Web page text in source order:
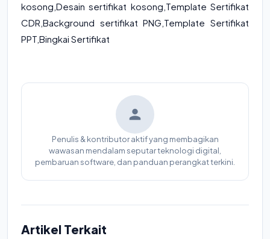
kosong,Desain sertifikat kosong,Template Sertifikat
CDR,Background sertifikat PNG,Template Sertifikat
PPT,Bingkai Sertifikat
Penulis & kontributor aktif yang membagikan
wawasan mendalam seputar teknologi digital,
pembaruan software, dan panduan perangkat terkini.
Artikel Terkait